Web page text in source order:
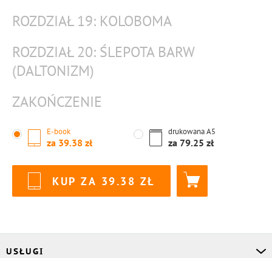
ROZDZIAŁ 19: KOLOBOMA
ROZDZIAŁ 20: ŚLEPOTA BARW
(DALTONIZM)
ZAKOŃCZENIE
E-book
za 39.38
drukowanaA5
za 79.25
KUP ZA 39.38
USŁUGI